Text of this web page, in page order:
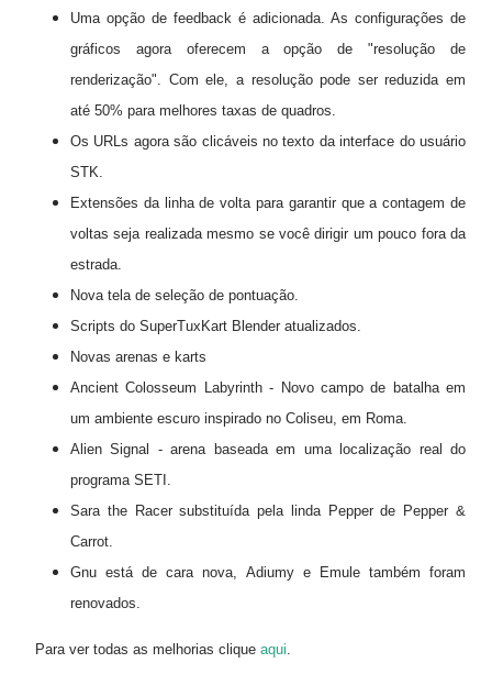
Uma opção de feedback é adicionada. As configurações de
gráficos agora oferecem a opção de "resolução de
renderização". Com ele, a resolução pode ser reduzida em
até 50% para melhores taxas de quadros.
Os URLs agora são clicáveis ​​no texto da interface do usuário
STK.
Extensões da linha de volta para garantir que a contagem de
voltas seja realizada mesmo se você dirigir um pouco fora da
estrada.
Nova tela de seleção de pontuação.
Scripts do SuperTuxKart Blender atualizados.
Novas arenas e karts
Ancient Colosseum Labyrinth - Novo campo de batalha em
um ambiente escuro inspirado no Coliseu, em Roma.
Alien Signal - arena baseada em uma localização real do
programa SETI.
Sara the Racer substituída pela linda Pepper de Pepper &
Carrot.
Gnu está de cara nova, Adiumy e Emule também foram
renovados.
Para ver todas as melhorias clique aqui.